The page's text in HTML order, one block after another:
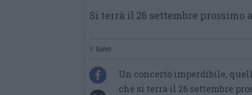
Si terrà il 26 settembre prossimo
luino
Un concerto imperdibile,
che si terrà il 26 settembre